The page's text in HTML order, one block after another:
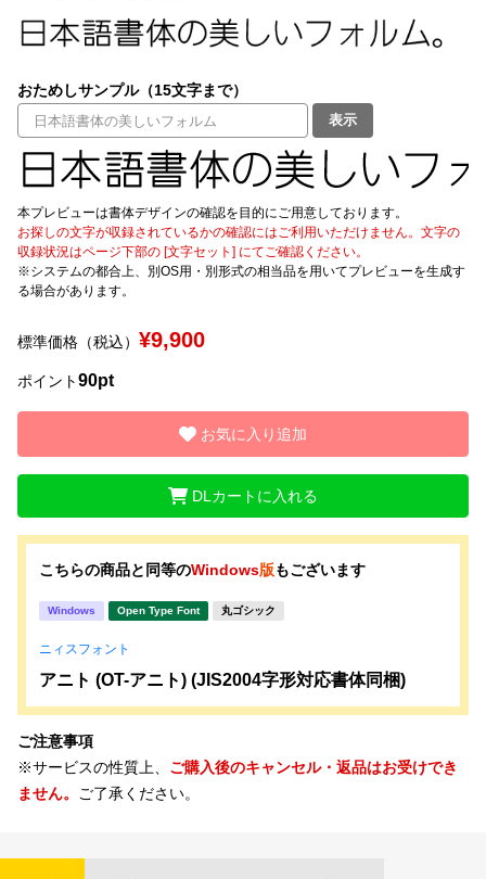
ご利用ガイド
よくあるご質問
お問い合わせ
すべてを表示
太さ・ウェイト
セット or 単体
文字種類
価格帯
リセット 検索
おためしサンプル（15文字まで）
表示
本プレビューは書体デザインの確認を目的にご用意しております。
お探しの文字が収録されているかの確認にはご利用いただけません。文字の
収録状況はページ下部の [文字セット] にてご確認ください。
※システムの都合上、別OS用・別形式の相当品を用いてプレビューを生成す
る場合があります。
標準価格（税込） ¥9,900
ポイント90pt
お気に入り追加
DLカートに入れる
こちらの商品と同等のWindows版もございます
Windows Open Type Font 丸ゴシック
ニィスフォント
アニト (OT-アニト) (JIS2004字形対応書体同梱)
ご注意事項
※サービスの性質上、 ご購入後のキャンセル・返品はお受けでき
ません。 ご了承ください。